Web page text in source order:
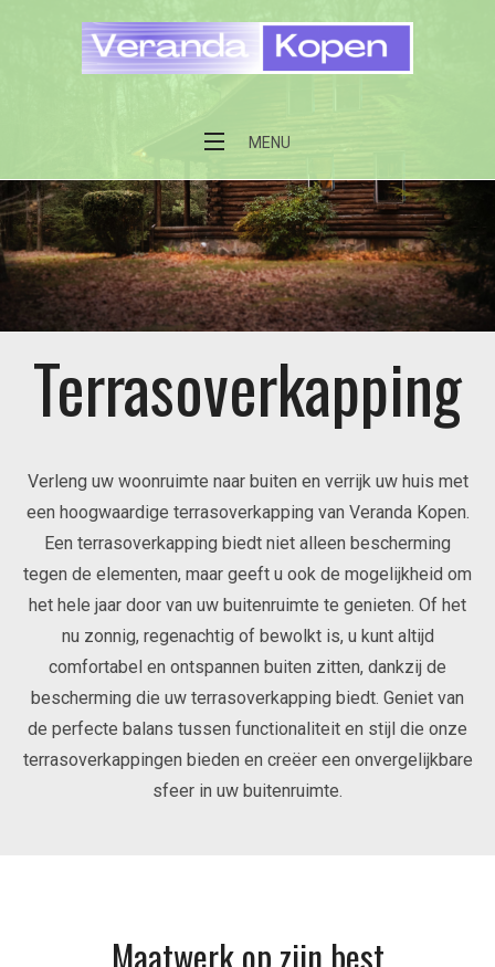
MENU
Terrasoverkapping
Verleng uw woonruimte naar buiten en verrijk uw huis met
een hoogwaardige terrasoverkapping van Veranda Kopen.
Een terrasoverkapping biedt niet alleen bescherming
tegen de elementen, maar geeft u ook de mogelijkheid om
het hele jaar door van uw buitenruimte te genieten. Of het
nu zonnig, regenachtig of bewolkt is, u kunt altijd
comfortabel en ontspannen buiten zitten, dankzij de
bescherming die uw terrasoverkapping biedt. Geniet van
de perfecte balans tussen functionaliteit en stijl die onze
terrasoverkappingen bieden en creëer een onvergelijkbare
sfeer in uw buitenruimte.
Maatwerk op zijn best